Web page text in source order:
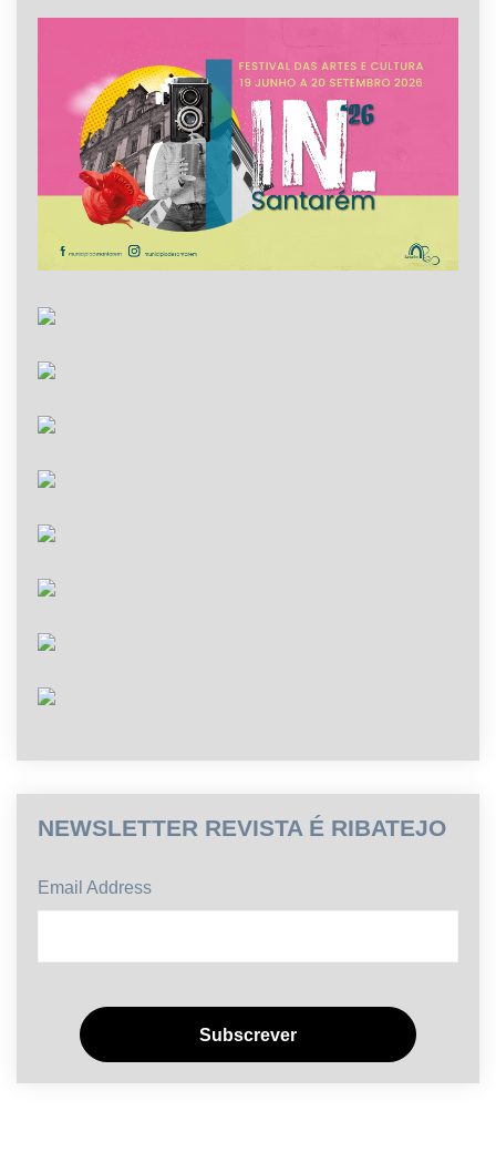
NEWSLETTER REVISTA É RIBATEJO
Email Address